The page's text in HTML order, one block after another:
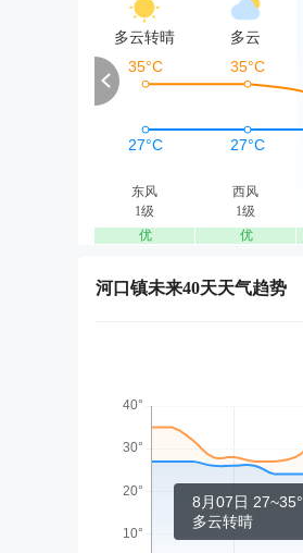
多云转晴
东风
1级
优
多云
西风
1级
优
河口镇未来40天天气趋势
8月07日 27~35°
多云转晴